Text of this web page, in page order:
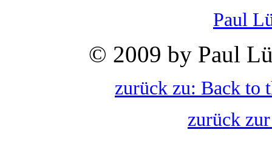
Paul
© 2009 by Paul
zurück zu: Back to
zurück